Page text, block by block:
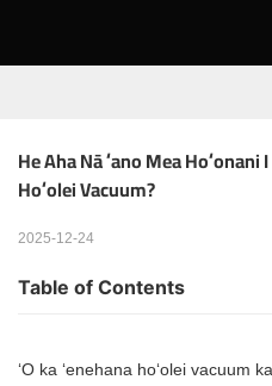
He Aha Nā ʻano Mea
Hoʻolei Vacuum?
2025-12-24
Table of Contents
ʻO ka ʻenehana hoʻolei vacuum